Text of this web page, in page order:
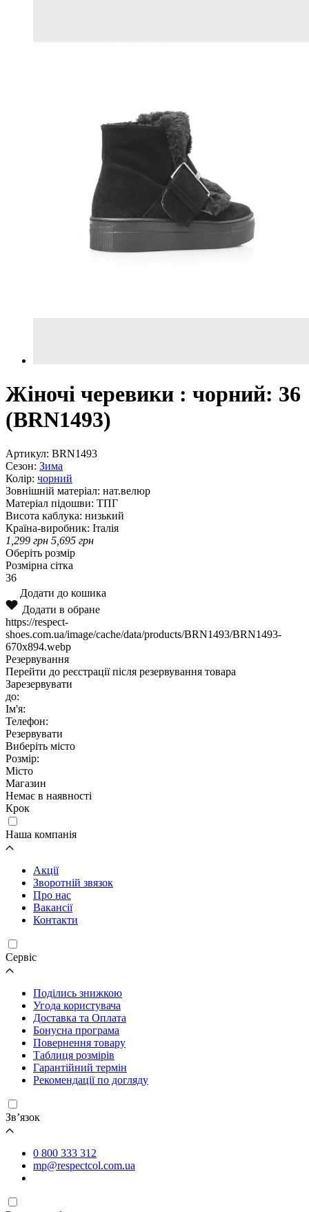
Жіночі черевики : чорний: 36
(BRN1493)
Артикул: BRN1493
Сезон: Зима
Колір: чорний
Зовнішній матеріал: нат.велюр
Матеріал підошви: ТПГ
Висота каблука: низький
Країна-виробник: Італія
1,299 грн 5,695 грн
Оберіть розмір
Розмірна сітка
36
Додати до кошика
Додати в обране
https://respect-
shoes.com.ua/image/cache/data/products/BRN1493/BRN1493-
670x894.webp
Резервування
Перейти до реєстрації після резервування товара
Зарезервувати
до:
Ім'я:
Телефон:
Резервувати
Виберіть місто
Розмір:
Місто
Магазин
Немає в наявності
Крок
Наша компанія
Акції
Зворотній звязок
Про нас
Вакансії
Контакти
Cервіс
Поділись знижкою
Угода користувача
Доставка та Оплата
Бонусна програма
Повернення товару
Таблиця розмірів
Гарантійний термін
Рекомендації по догляду
Зв’язок
0 800 333 312
mp@respectcol.com.ua